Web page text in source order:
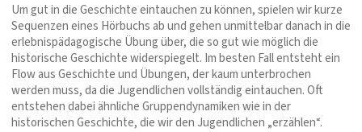
Um gut in die Geschichte eintauchen zu können, spielen wir kurze
Sequenzen eines Hörbuchs ab und gehen unmittelbar danach in die
erlebnispädagogische Übung über, die so gut wie möglich die
historische Geschichte widerspiegelt. Im besten Fall entsteht ein
Flow aus Geschichte und Übungen, der kaum unterbrochen
werden muss, da die Jugendlichen vollständig eintauchen. Oft
entstehen dabei ähnliche Gruppendynamiken wie in der
historischen Geschichte, die wir den Jugendlichen „erzählen“.